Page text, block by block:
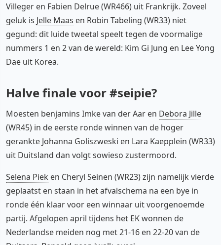
Villeger en Fabien Delrue (WR466) uit Frankrijk. Zoveel
geluk is Jelle Maas en Robin Tabeling (WR33) niet
gegund: dit luide tweetal speelt tegen de voormalige
nummers 1 en 2 van de wereld: Kim Gi Jung en Lee Yong
Dae uit Korea.
Halve finale voor #seipie?
Moesten benjamins Imke van der Aar en Debora Jille
(WR45) in de eerste ronde winnen van de hoger
gerankte Johanna Goliszweski en Lara Kaepplein (WR33)
uit Duitsland dan volgt sowieso zustermoord.
Selena Piek en Cheryl Seinen (WR23) zijn namelijk vierde
geplaatst en staan in het afvalschema na een bye in
ronde één klaar voor een winnaar uit voorgenoemde
partij. Afgelopen april tijdens het EK wonnen de
Nederlandse meiden nog met 21-16 en 22-20 van de